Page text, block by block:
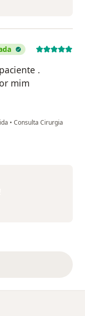
.
mim
• Consulta Cirurgia
acima